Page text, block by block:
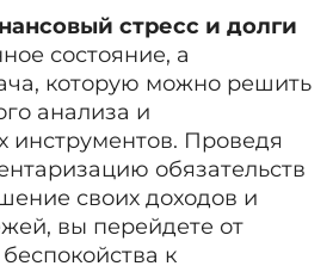
стресс и долги
состояние, а
которую можно решить
анализа и
инструментов. Проведя
обязательств
своих доходов и
вы перейдете от
к